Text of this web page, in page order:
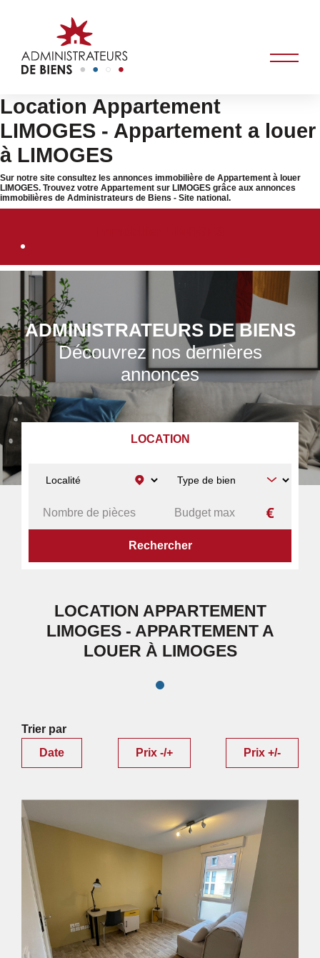
Location Appartement
LIMOGES - Appartement a louer
à LIMOGES
Sur notre site consultez les annonces immobilière de Appartement à louer
LIMOGES. Trouvez votre Appartement sur LIMOGES grâce aux annonces
immobilières de Administrateurs de Biens - Site national.
ADMINISTRATEURS DE BIENS
Découvrez nos dernières
annonces
LOCATION
APPARTEMENT
LOCATION APPARTEMENT
LIMOGES - APPARTEMENT A
LOUER À LIMOGES
Trier par
Date
Prix -/+ Prix +/-